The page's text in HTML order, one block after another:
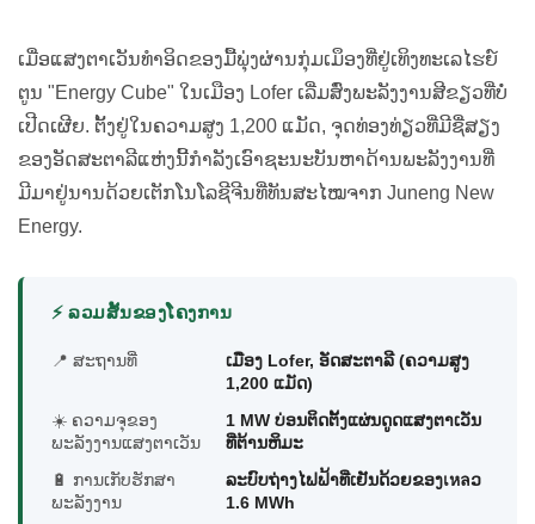
ເມື່ອແສງຕາເວັນທຳອິດຂອງມື້ພຸ່ງຜ່ານກຸ່ມເມຶອງທີ່ຢູ່ເທິງທະເລໄຮຍ໌
ຕູນ "Energy Cube" ໃນເມືອງ Lofer ເລີ່ມສົ່ງພະລັງງານສີຂຽວທີ່ບໍ່
ເປີດເຜີຍ. ຕັ້ງຢູ່ໃນຄວາມສູງ 1,200 ແມັດ, ຈຸດທ່ອງທ່ຽວທີ່ມີຊື່ສຽງ
ຂອງອັດສະຕາລີແຫ່ງນີ້ກຳລັງເອົາຊະນະບັນຫາດ້ານພະລັງງານທີ່
ມີມາຢູ່ນານດ້ວຍເຕັກໂນໂລຊີຈີນທີ່ທັນສະໄໝຈາກ Juneng New
Energy.
⚡ ລວມສັ້ນຂອງໂຄງການ
📍 ສະຖານທີ່
ເມືອງ Lofer, ອັດສະຕາລີ (ຄວາມສູງ
1,200 ແມັດ)
☀️ ຄວາມຈຸຂອງ
ພະລັງງານແສງຕາເວັນ
1 MW ບ່ອນຕິດຕັ້ງແຜ່ນດູດແສງຕາເວັນ
ທີ່ຕ້ານຫິມະ
🔋 ການເກັບຮັກສາ
ພະລັງງານ
ລະບົບຖ່າງໄຟຟ້າທີ່ເຢັນດ້ວຍຂອງเหลວ
1.6 MWh